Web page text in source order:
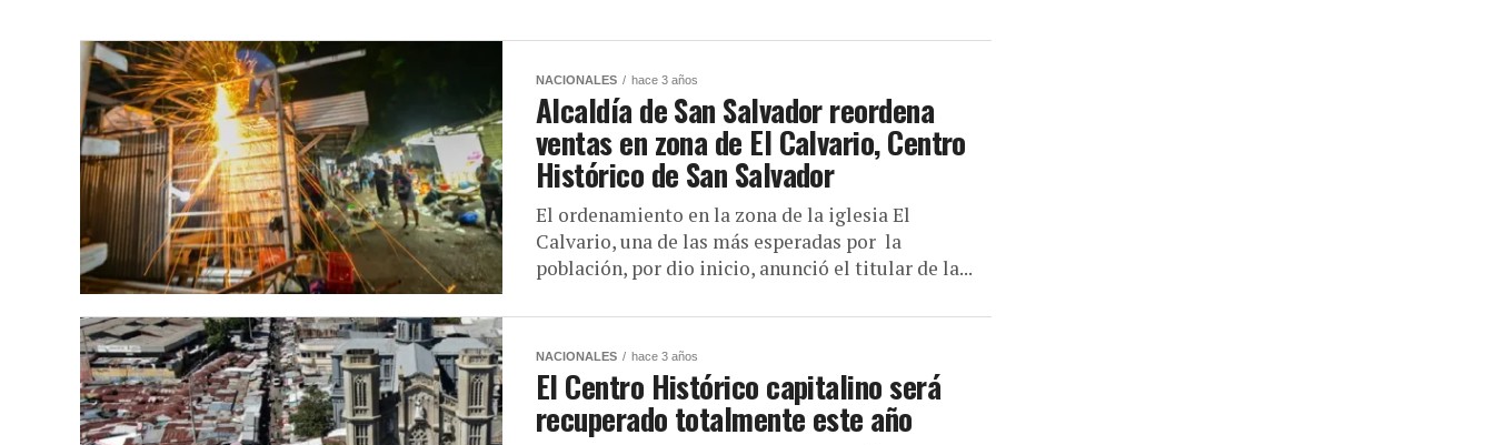
NACIONALES hace 3 años
Alcaldía de San Salvador reordena
ventas en zona de El Calvario, Centro
Histórico de San Salvador
El ordenamiento en la zona de la iglesia El
Calvario, una de las más esperadas por la
población, por dio inicio, anunció el titular de la...
NACIONALES hace 3 años
El Centro Histórico capitalino será
recuperado totalmente este año